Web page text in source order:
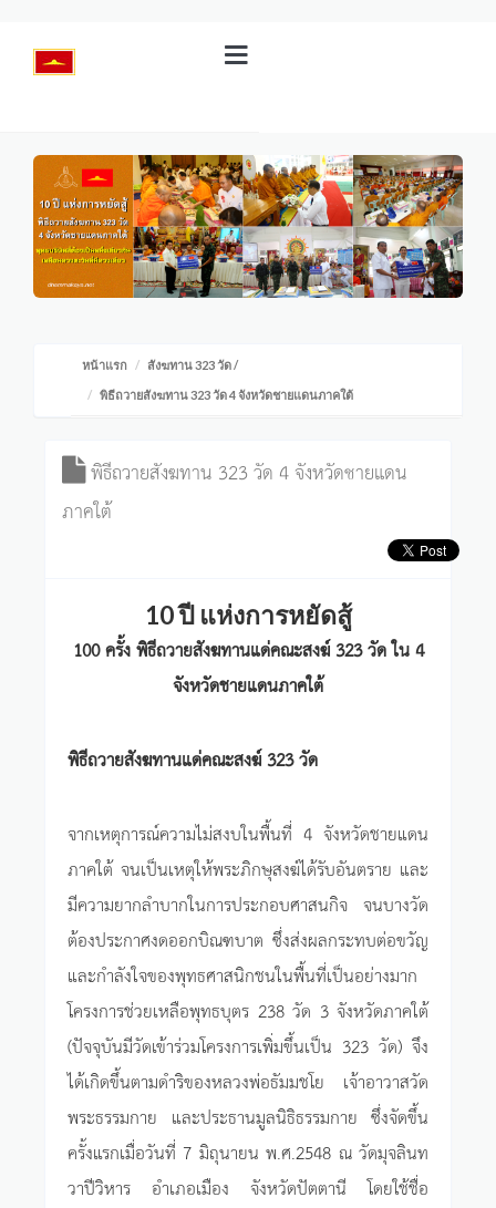
หน้าแรก สังฆทาน 323 วัด/
พิธีถวายสังฆทาน 323 วัด 4 จังหวัดชายแดนภาคใต้
พิธีถวายสังฆทาน 323 วัด 4 จังหวัดชายแดน
ภาคใต้
10 ปี แห่งการหยัดสู้
100 ครั้ง พิธีถวายสังฆทานแด่คณะสงฆ์ 323 วัด ใน 4
จังหวัดชายแดนภาคใต้
พิธีถวายสังฆทานแด่คณะสงฆ์ 323 วัด
จากเหตุการณ์ความไม่สงบในพื้นที่ 4 จังหวัดชายแดน
ภาคใต้ จนเป็นเหตุให้พระภิกษุสงฆ์ได้รับอันตราย และ
มีความยากลำบากในการประกอบศาสนกิจ จนบางวัด
ต้องประกาศงดออกบิณฑบาต ซึ่งส่งผลกระทบต่อขวัญ
และกำลังใจของพุทธศาสนิกชนในพื้นที่เป็นอย่างมาก
โครงการช่วยเหลือพุทธบุตร 238 วัด 3 จังหวัดภาคใต้
(ปัจจุบันมีวัดเข้าร่วมโครงการเพิ่มขึ้นเป็น 323 วัด) จึง
ได้เกิดขึ้นตามดำริของหลวงพ่อธัมมชโย เจ้าอาวาสวัด
พระธรรมกาย และประธานมูลนิธิธรรมกาย ซึ่งจัดขึ้น
ครั้งแรกเมื่อวันที่ 7 มิถุนายน พ.ศ.2548 ณ วัดมุจลินท
วาปีวิหาร อำเภอเมือง จังหวัดปัตตานี โดยใช้ชื่อ